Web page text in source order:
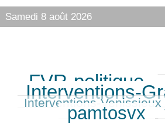
Samedi 8 août 2026
567/588
FVR-politique
239/588
588/588
Interventions-
246/588
Interventions-Venissieux
245/588
520/588
pamtosvx